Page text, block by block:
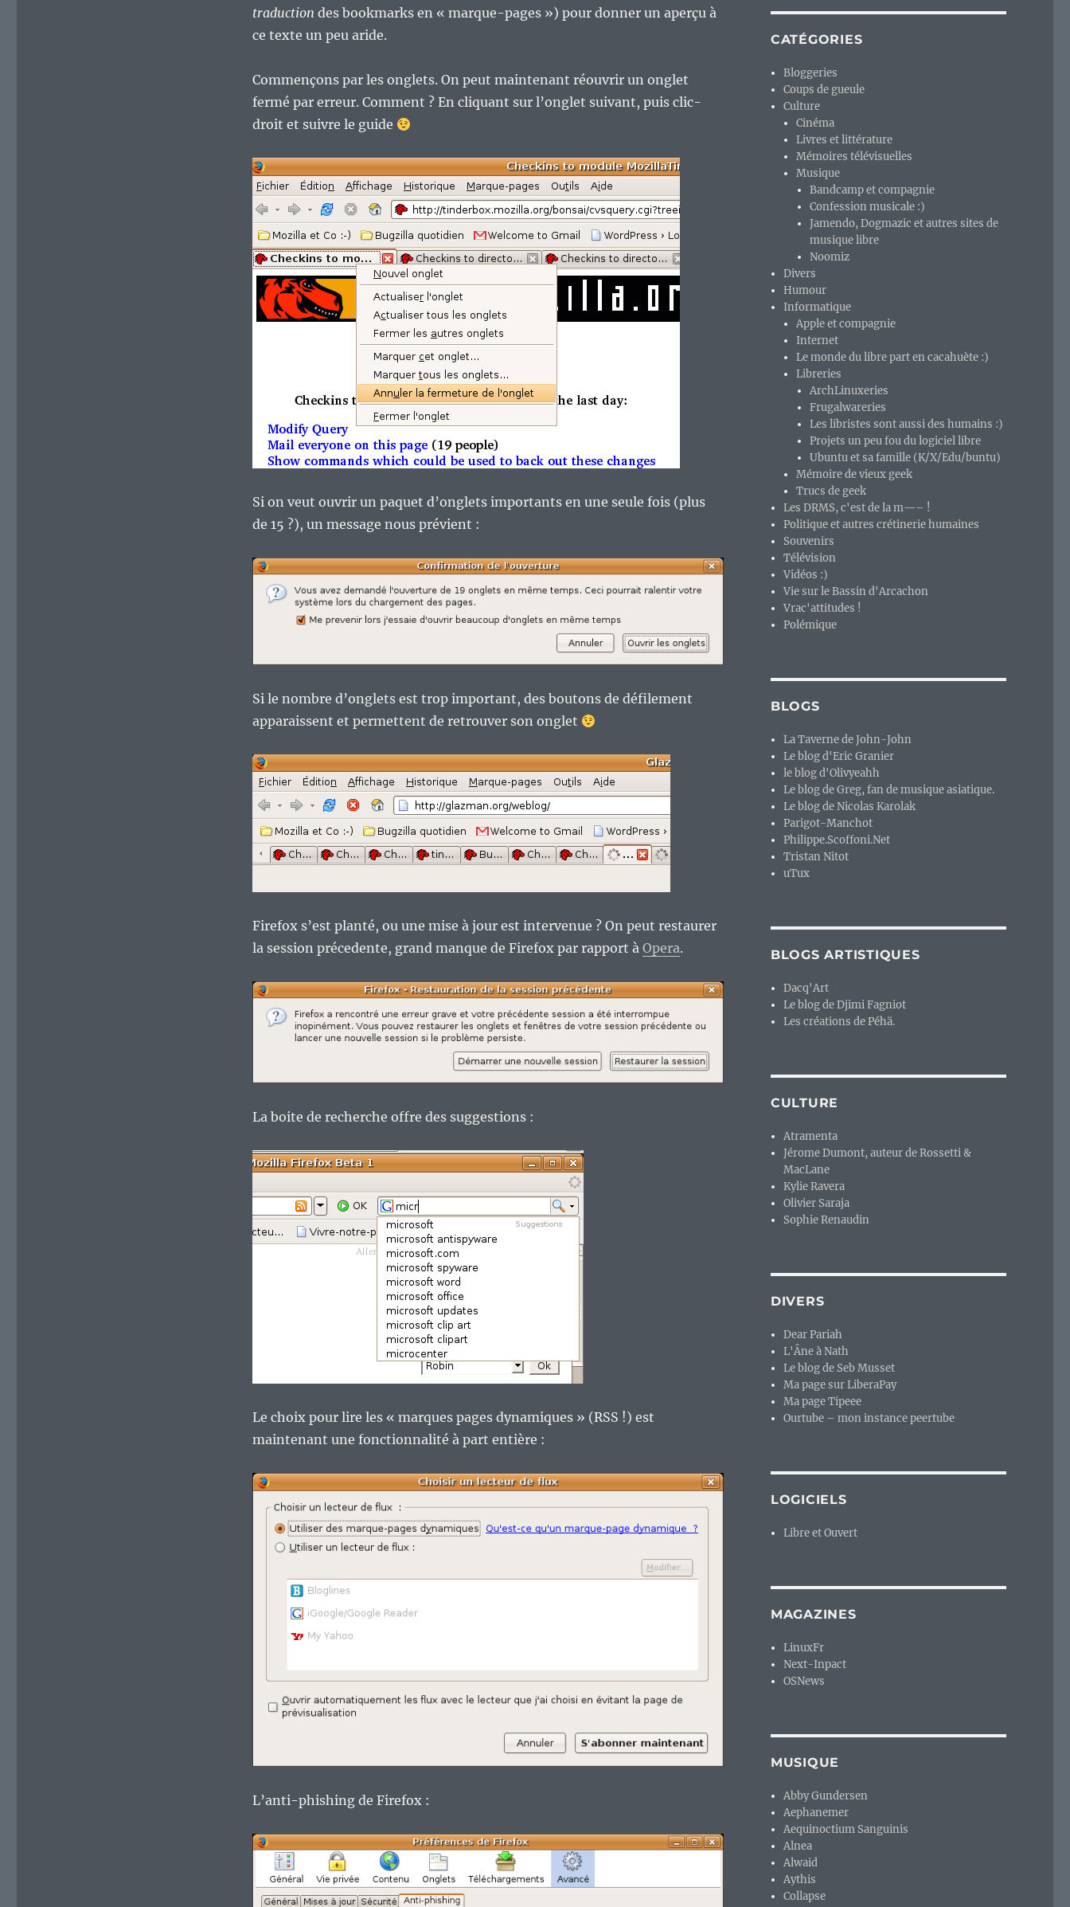
traduction des bookmarks en « marque-pages ») pour donner un aperçu à
ce texte un peu aride.
Commençons par les onglets. On peut maintenant réouvrir un onglet
fermé par erreur. Comment ? En cliquant sur l’onglet suivant, puis clic-
droit et suivre le guide
Si on veut ouvrir un paquet d’onglets importants en une seule fois (plus
de 15 ?), un message nous prévient :
Si le nombre d’onglets est trop important, des boutons de défilement
apparaissent et permettent de retrouver son onglet
Firefox s’est planté, ou une mise à jour est intervenue ? On peut restaurer
la session précedente, grand manque de Firefox par rapport à Opera.
La boite de recherche offre des suggestions :
Le choix pour lire les « marques pages dynamiques » (RSS !) est
maintenant une fonctionnalité à part entière :
L’anti-phishing de Firefox :
CATÉGORIES
Bloggeries
Coups de gueule
Culture
Cinéma
Livres et littérature
Mémoires télévisuelles
Musique
Bandcamp et compagnie
Confession musicale :)
Jamendo, Dogmazic et autres sites de
musique libre
Noomiz
Divers
Humour
Informatique
Apple et compagnie
Internet
Le monde du libre part en cacahuète :)
Libreries
ArchLinuxeries
Frugalwareries
Les libristes sont aussi des humains :)
Projets un peu fou du logiciel libre
Ubuntu et sa famille (K/X/Edu/buntu)
Mémoire de vieux geek
Trucs de geek
Les DRMS, c'est de la m—– !
Politique et autres crétinerie humaines
Souvenirs
Télévision
Vidéos :)
Vie sur le Bassin d'Arcachon
Vrac'attitudes !
Polémique
BLOGS
La Taverne de John-John
Le blog d'Eric Granier
le blog d'Olivyeahh
Le blog de Greg, fan de musique asiatique.
Le blog de Nicolas Karolak
Parigot-Manchot
Philippe.Scoffoni.Net
Tristan Nitot
uTux
BLOGS ARTISTIQUES
Dacq'Art
Le blog de Djimi Fagniot
Les créations de Péhä.
CULTURE
Atramenta
Jérome Dumont, auteur de Rossetti &
MacLane
Kylie Ravera
Olivier Saraja
Sophie Renaudin
DIVERS
Dear Pariah
L'Âne à Nath
Le blog de Seb Musset
Ma page sur LiberaPay
Ma page Tipeee
Ourtube – mon instance peertube
LOGICIELS
Libre et Ouvert
MAGAZINES
LinuxFr
Next-Inpact
OSNews
MUSIQUE
Abby Gundersen
Aephanemer
Aequinoctium Sanguinis
Alnea
Alwaid
Aythis
Collapse